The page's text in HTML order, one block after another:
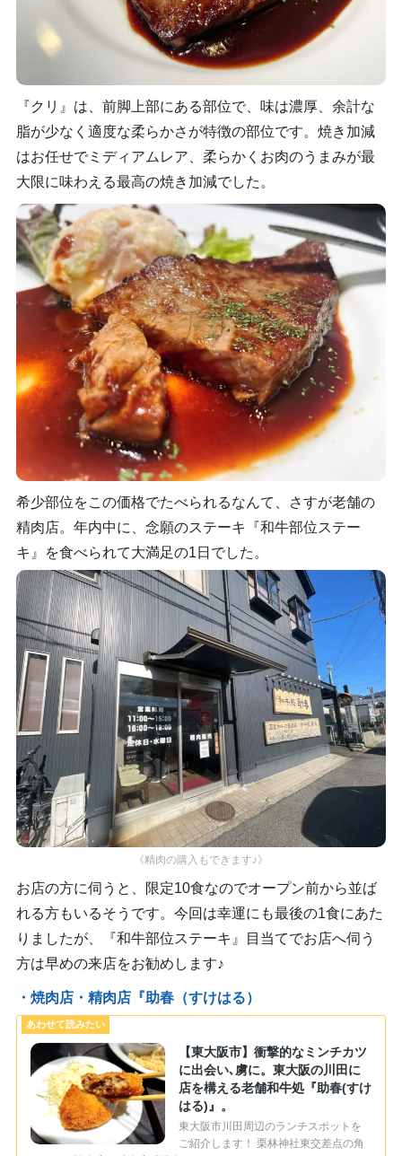
『クリ』は、前脚上部にある部位で、味は濃厚、余計な
脂が少なく適度な柔らかさが特徴の部位です。焼き加減
はお任せでミディアムレア、柔らかくお肉のうまみが最
大限に味わえる最高の焼き加減でした。
希少部位をこの価格でたべられるなんて、さすが老舗の
精肉店。年内中に、念願のステーキ『和牛部位ステー
キ』を食べられて大満足の1日でした。
《精肉の購入もできます♪》
お店の方に伺うと、限定10食なのでオープン前から並ば
れる方もいるそうです。今回は幸運にも最後の1食にあた
りましたが、『和牛部位ステーキ』目当てでお店へ伺う
方は早めの来店をお勧めします♪
・焼肉店・精肉店『助春（すけはる）
【東大阪市】衝撃的なミンチカツ
に出会い､虜に。東大阪の川田に
店を構える老舗和牛処『助春(すけ
はる)』。
東大阪市川田周辺のランチスポットを
ご紹介します！ 栗林神社東交差点の角